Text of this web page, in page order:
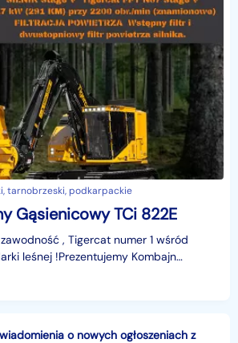
tarnobrzeski, podkarpackie
Gąsienicowy TCi 822E
, Tigercat numer 1 wśród
leśnej !Prezentujemy Kombajn
822E.Opis techniczny :Wymiary
o nowych ogłoszeniach z